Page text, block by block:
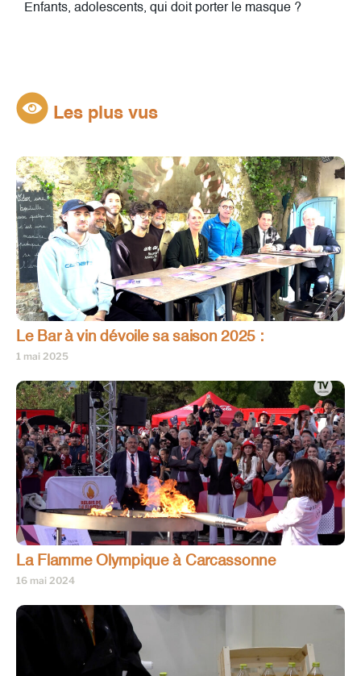
Enfants, adolescents, qui doit porter le masque ?
Les plus vus
Le Bar à vin dévoile sa saison 2025 :
1 mai 2025
La Flamme Olympique à Carcassonne
16 mai 2024